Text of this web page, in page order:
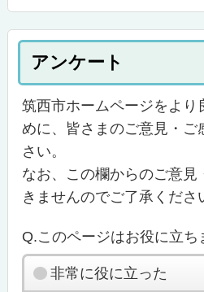
アンケート
筑西市ホームページをより
めに、皆さまのご意見・ご
さい。
なお、この欄からのご意見
きませんのでご了承くださ
Q.このページはお役に立ち
非常に役に立った